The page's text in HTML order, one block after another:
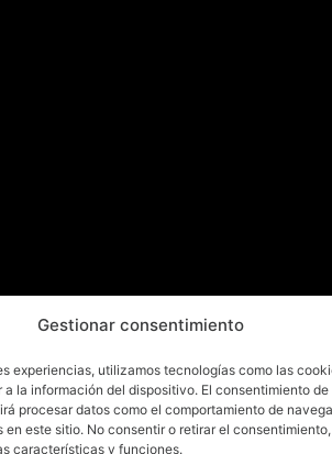
Gestionar consentimiento
experiencias, utilizamos tecnologías como las
la información del dispositivo. El consentimiento de
procesar datos como el comportamiento de
este sitio. No consentir o retirar el
características y funciones.